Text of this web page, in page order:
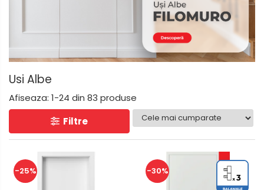
Usi Albe
Afiseaza: 1-24 din 83 produse
Filtre
-25% -30%